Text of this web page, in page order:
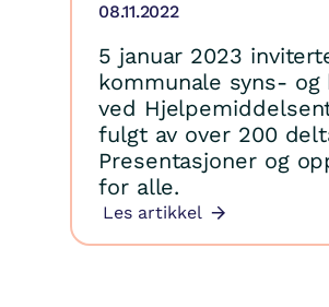
08.11.2022
5 januar 2023
kommunale syns-
ved
fulgt av over 200
Presentasjoner og
for alle.
Les artikkel